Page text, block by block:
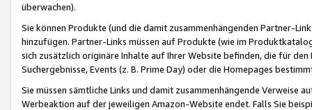
überwachen).
Sie können Produkte (und die damit zusammenhängenden Partner-
hinzufügen. Partner-Links müssen auf Produkte (wie im
sich zusätzlich originäre Inhalte auf Ihrer Website befinden, die für
Suchergebnisse, Events (z. B. Prime Day) oder die Homepages
Sie müssen sämtliche Links und damit zusammenhängende
Werbeaktion auf der jeweiligen Amazon-Website endet. Falls Sie